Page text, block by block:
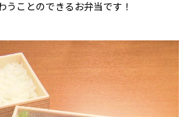
うことのできるお弁当です！